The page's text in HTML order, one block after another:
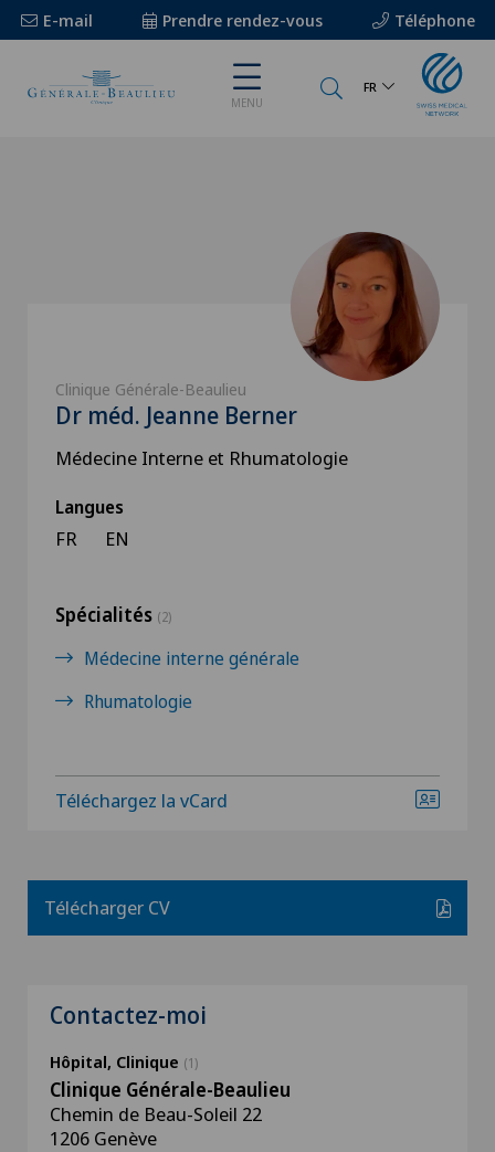
E-mail Prendre rendez-vous Téléphone
MENU
FR
Clinique Générale-Beaulieu
Dr méd. Jeanne Berner
Médecine Interne et Rhumatologie
Langues
FR EN
Spécialités (2)
Médecine interne générale
Rhumatologie
Téléchargez la vCard
Télécharger CV
Contactez-moi
Hôpital, Clinique (1)
Clinique Générale-Beaulieu
Chemin de Beau-Soleil 22
1206 Genève